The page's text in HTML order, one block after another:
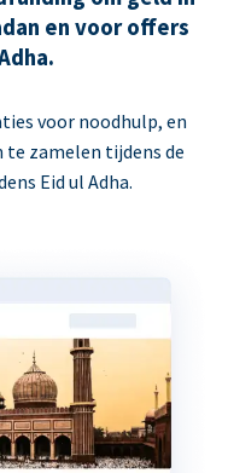
en voor offers
voor noodhulp, en
zamelen tijdens de
Eid ul Adha.